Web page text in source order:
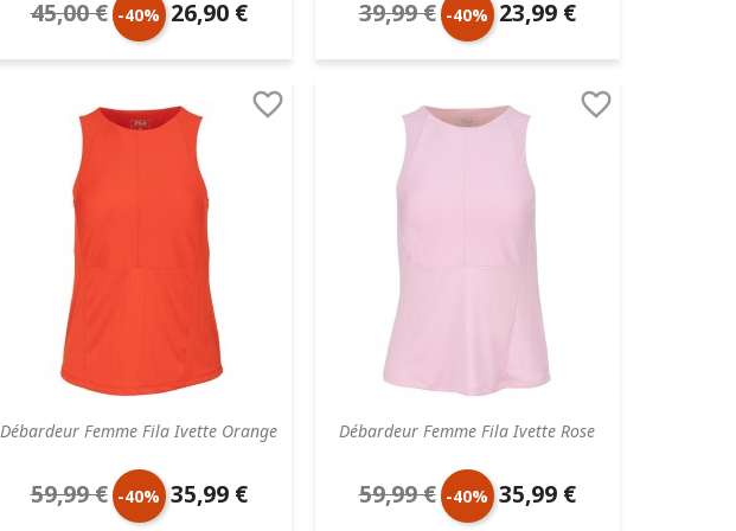
Prix
de
45,00 € -40% Prix
unitaire
26,90 € Prix
de
39,99 € -40% Prix
unitaire
23,99 €
Débardeur Femme Fila Ivette Orange

Prix
59,99 € -40% Prix
35,99 €
Débardeur Femme Fila Ivette Rose

Prix
59,99 € -40% Prix
35,99 €